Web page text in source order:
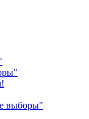
выборы"